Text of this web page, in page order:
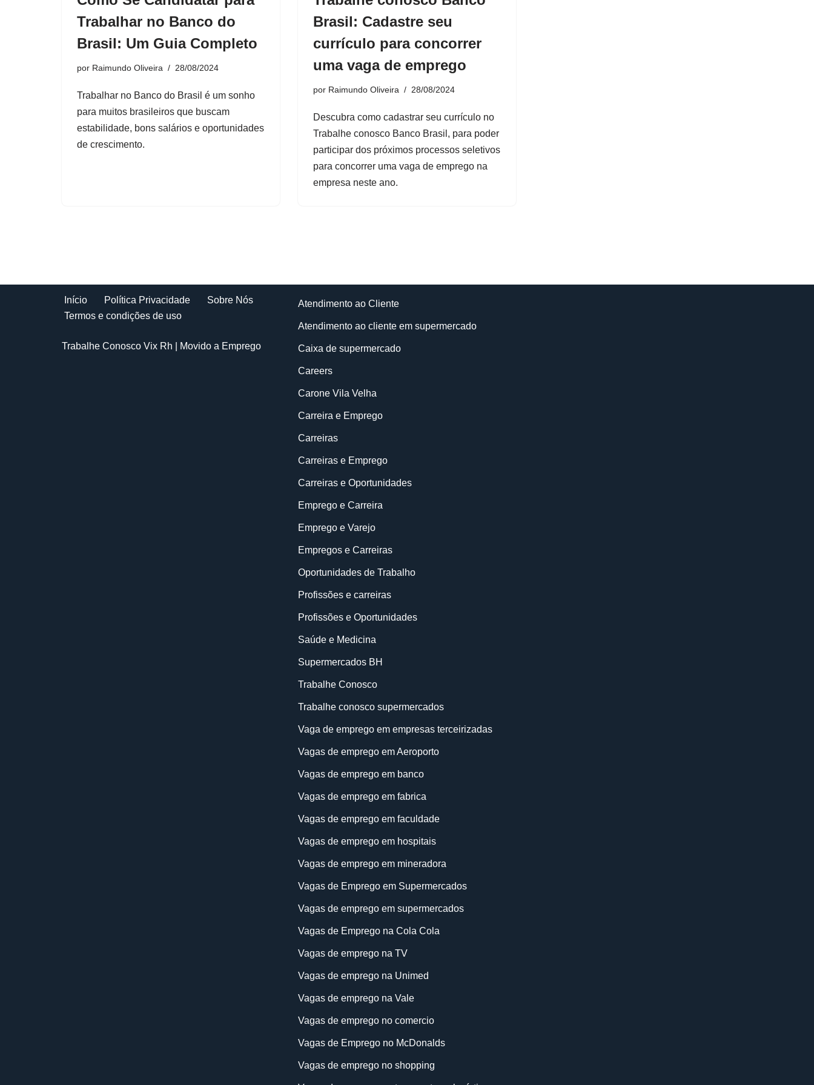
Trabalhar no Banco do
Brasil: Um Guia Completo
por Raimundo Oliveira 28/08/2024
Trabalhar no Banco do Brasil é um sonho
para muitos brasileiros que buscam
estabilidade, bons salários e oportunidades
de crescimento.
Brasil: Cadastre seu
currículo para concorrer
uma vaga de emprego
por Raimundo Oliveira 28/08/2024
Descubra como cadastrar seu currículo no
Trabalhe conosco Banco Brasil, para poder
participar dos próximos processos seletivos
para concorrer uma vaga de emprego na
empresa neste ano.
Início Política Privacidade
Sobre Nós
Termos e condições de uso
Trabalhe Conosco Vix Rh | Movido a Emprego
Atendimento ao Cliente
Atendimento ao cliente em supermercado
Caixa de supermercado
Careers
Carone Vila Velha
Carreira e Emprego
Carreiras
Carreiras e Emprego
Carreiras e Oportunidades
Emprego e Carreira
Emprego e Varejo
Empregos e Carreiras
Oportunidades de Trabalho
Profissões e carreiras
Profissões e Oportunidades
Saúde e Medicina
Supermercados BH
Trabalhe Conosco
Trabalhe conosco supermercados
Vaga de emprego em empresas terceirizadas
Vagas de emprego em Aeroporto
Vagas de emprego em banco
Vagas de emprego em fabrica
Vagas de emprego em faculdade
Vagas de emprego em hospitais
Vagas de emprego em mineradora
Vagas de Emprego em Supermercados
Vagas de emprego em supermercados
Vagas de Emprego na Cola Cola
Vagas de emprego na TV
Vagas de emprego na Unimed
Vagas de emprego na Vale
Vagas de emprego no comercio
Vagas de Emprego no McDonalds
Vagas de emprego no shopping